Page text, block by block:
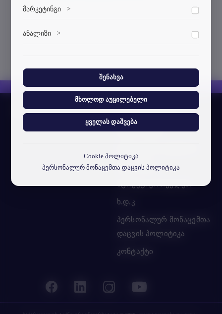
სტუ-ის შესახებ
ჩვენი ამბავი
სტუ-ს მისია
ხ.დ.კ
პერსონალურ მონაცემთა
დაცვის პოლიტიკა
კონტაქტი
ვებსაიტის გამართული ფუნქციონირებისთვის
აუცილებელი ქუქი-ფაილები.
მარკეტინგი >
დაშვება
მარკეტინგული ქუქი-ფაილები გვეხმარება
პერსონალიზებული კონტენტისა და რეკლამების
ანალიზი >
დაშვება
შენახვა
მხოლოდ აუცილებელი
ყველას დაშვება
Cookie პოლიტიკა
პერსონალურ მონაცემთა დაცვის პოლიტიკა